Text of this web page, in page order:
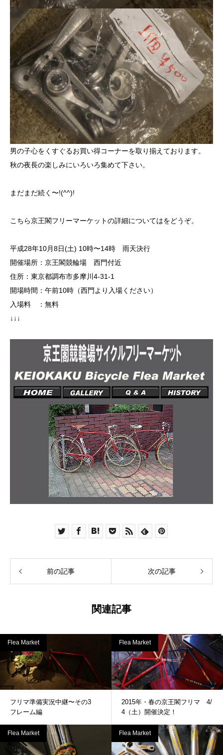
男の子心をくすぐるお買い得コーナーを取り揃えております。
秋の夜長の楽しみにいろいろ集めて下さい。
まだまだ続く〜!(^^)!
こちら京王閣フリーマーケットの詳細についてはをどうぞ。
平成28年10月8日(土) 10時〜14時 雨天決行
開催場所：京王閣競輪場 西門付近
住所：東京都調布市多摩川4-31-1
開場時間：午前10時（西門より入場ください）
入場料 ：無料
↓↓↓
前の記事 次の記事
関連記事
Flea Market
フリマ準備実況中継〜その3
フレーム編
Flea Market
2015年・春の京王閣フリマ 4/
4（土）開催決定！
Flea Market Flea Market